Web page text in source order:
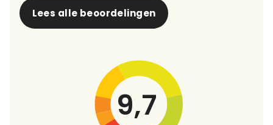
Lees alle beoordelingen
9,7